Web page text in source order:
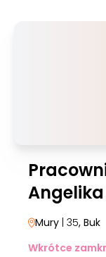
Mury | 35, Buk
Wkrótce